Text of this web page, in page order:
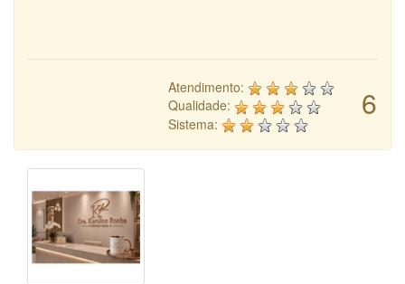
6
Atendimento:
Qualidade:
Sistema: